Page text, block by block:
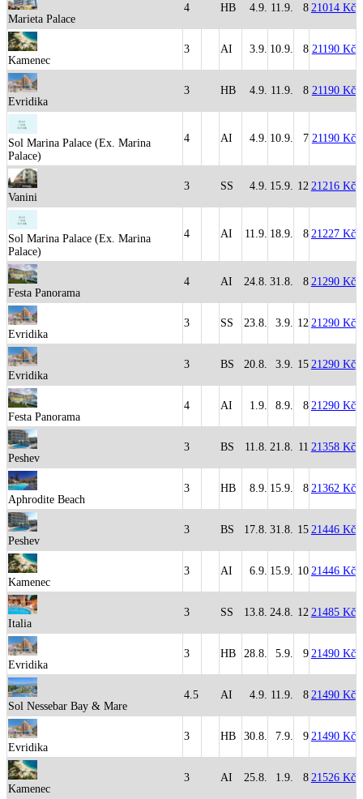
Marieta Palace
4 HB 4.9. 11.9. 8 21014 Kč
Kamenec
3 AI 3.9. 10.9. 8 21190 Kč
Evridika
3 HB 4.9. 11.9. 8 21190 Kč
Sol Marina Palace (Ex. Marina
Palace)
4 AI 4.9. 10.9. 7 21190 Kč
Vanini
3 SS 4.9. 15.9. 12 21216 Kč
Sol Marina Palace (Ex. Marina
Palace)
4 AI 11.9. 18.9. 8 21227 Kč
Festa Panorama
4 AI 24.8. 31.8. 8 21290 Kč
Evridika
3 SS 23.8. 3.9. 12 21290 Kč
Evridika
3 BS 20.8. 3.9. 15 21290 Kč
Festa Panorama
4 AI 1.9. 8.9. 8 21290 Kč
Peshev
3 BS 11.8. 21.8. 11 21358 Kč
Aphrodite Beach
3 HB 8.9. 15.9. 8 21362 Kč
Peshev
3 BS 17.8. 31.8. 15 21446 Kč
Kamenec
3 AI 6.9. 15.9. 10 21446 Kč
Italia
3 SS 13.8. 24.8. 12 21485 Kč
Evridika
3 HB 28.8. 5.9. 9 21490 Kč
Sol Nessebar Bay & Mare
4.5 AI 4.9. 11.9. 8 21490 Kč
Evridika
3 HB 30.8. 7.9. 9 21490 Kč
Kamenec
3 AI 25.8. 1.9. 8 21526 Kč